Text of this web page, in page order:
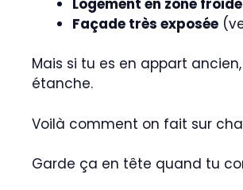
Logement en zone froide
Façade très exposée
Mais si tu es en appart
étanche.
Voilà comment on fait sur
Garde ça en tête quand tu